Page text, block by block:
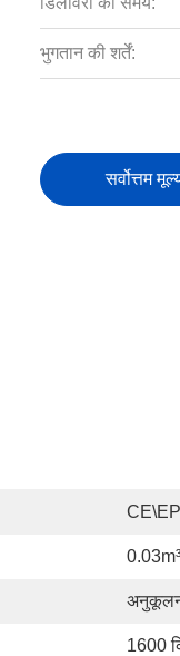
भुगतान की शर्तें:
सर्वोत्तम
0.03m³
अनुकूलन
1600